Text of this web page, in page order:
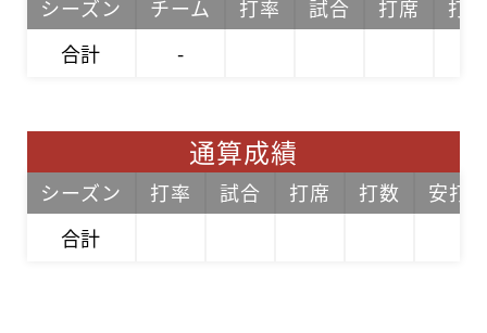
シーズン チーム 打率 試合 打席
打
合計
-
通算成績
シーズン 打率 試合 打席 打数
安打
合計